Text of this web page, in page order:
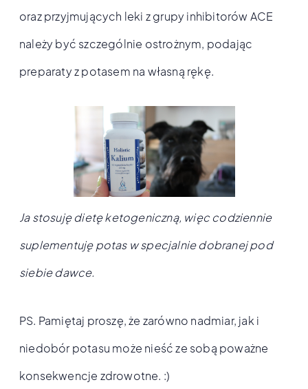
oraz przyjmujących leki z grupy inhibitorów ACE
należy być szczególnie ostrożnym, podając
preparaty z potasem na własną rękę.
Ja stosuję dietę ketogeniczną, więc codziennie
suplementuję potas w specjalnie dobranej pod
siebie dawce.
PS. Pamiętaj proszę, że zarówno nadmiar, jak i
niedobór potasu może nieść ze sobą poważne
konsekwencje zdrowotne. :)